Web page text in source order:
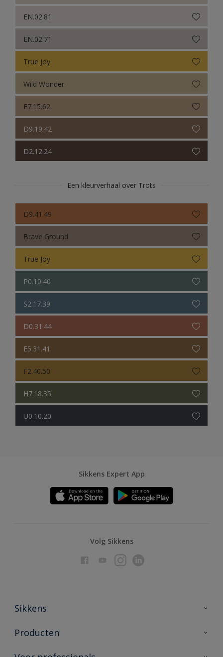
EN.02.81
EN.02.71
True Joy
Wild Wonder
E7.15.62
D9.19.42
D2.12.24
Een kleurverhaal over Trots
D9.41.49
Brave Ground
True Joy
P0.10.40
S2.17.39
D0.31.44
E5.31.41
F2.40.50
H7.18.35
U0.10.20
Sikkens Expert App
Volg Sikkens
Sikkens
Over Sikkens
Producten
Producten voor binnen